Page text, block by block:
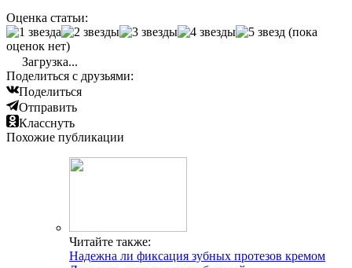
Оценка статьи:
(пока
оценок нет)
Загрузка...
Поделиться с друзьями:
Поделиться
Отправить
Класснуть
Похожие публикации
Читайте также:
Надежна ли фиксация зубных протезов кремом